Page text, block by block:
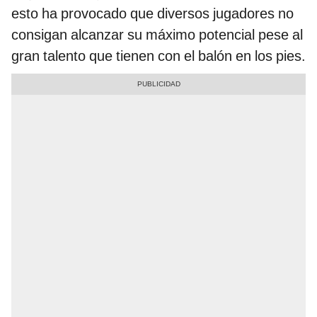
esto ha provocado que diversos jugadores no
consigan alcanzar su máximo potencial pese al
gran talento que tienen con el balón en los pies.